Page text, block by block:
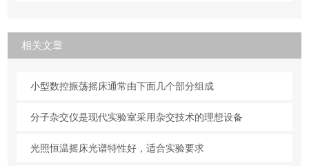
相关文章
小型数控振荡摇床通常由下面几个部分组成
分子杂交仪是现代实验室采用杂交技术的理想设备
光照恒温摇床光谱特性好，适合实验要求